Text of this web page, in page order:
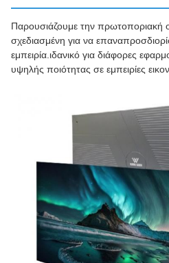
Παρουσιάζουμε την πρωτοποριακή
σχεδιασμένη για να
εμπειρία.ιδανικό για διάφορες
υψηλής ποιότητας σε εμπειρίες